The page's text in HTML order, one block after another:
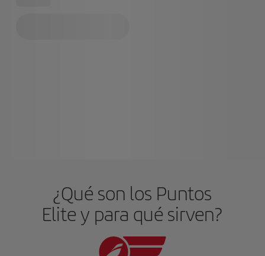
¿Qué son los Puntos
Elite y para qué sirven?